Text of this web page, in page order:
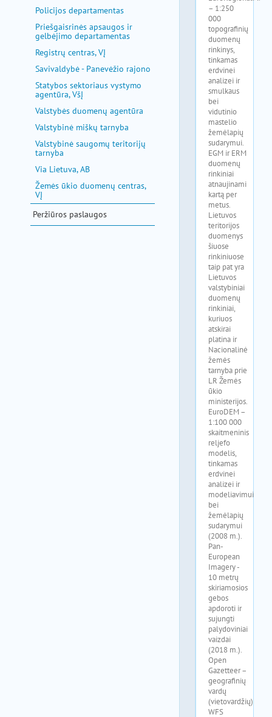
Policijos departamentas
Priešgaisrinės apsaugos ir
gelbėjimo departamentas
Registrų centras, VĮ
Savivaldybė - Panevėžio rajono
Statybos sektoriaus vystymo
agentūra, VšĮ
Valstybės duomenų agentūra
Valstybinė miškų tarnyba
Valstybinė saugomų teritorijų
tarnyba
Via Lietuva, AB
Žemės ūkio duomenų centras,
VĮ
Peržiūros paslaugos